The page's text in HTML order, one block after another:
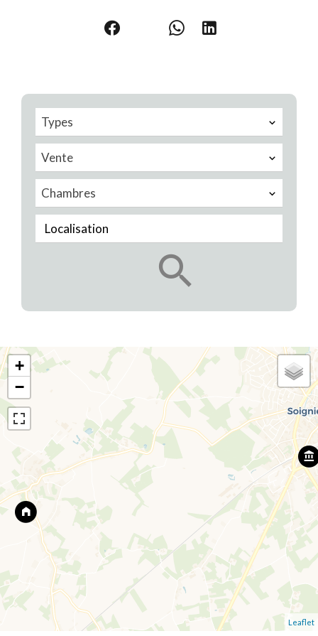
Types
Vente
Chambres
Localisation
+
−
Leaflet